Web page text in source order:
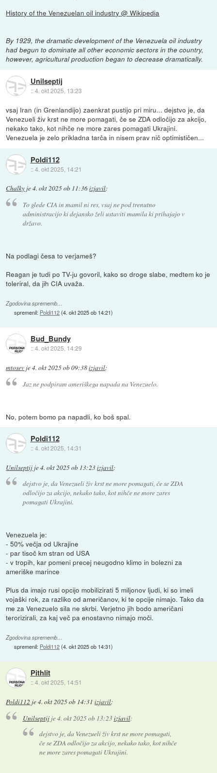
History of the Venezuelan oil industry @ Wikipedia
By 1929, the dramatic development of the Venezuela oil industry
had begun to dominate all other economic sectors in the country,
however, agricultural production began to decrease dramatically.
Unilseptij
::4. okt 2025, 13:23
vsaj Iran (in Grenlandijo) zaenkrat pustijo pri miru... dejstvo je, da
Venezueli živ krst ne more pomagati, če se ZDA odločijo za akcijo,
nekako tako, kot nihče ne more zares pomagati Ukrajini.
Venezuela je zelo prikladna tarča in nisem prav nič optimističen...
Poldi112
::4. okt 2025, 14:21
Chalky je4. okt 2025 ob 11:36izjavil:
To glede CIA in mamil ni res, vsaj ne pod trenutno
administracijo ki dejansko želi ustaviti mamila ki prihajajo v
državo.
Na podlagi česa to verjameš?
Reagan je tudi po TV-ju govoril, kako so droge slabe, medtem ko je
toleriral, da jih CIA uvaža.
Zgodovina sprememb…
spremenil: Poldi112(4. okt 2025 ob 14:21)
Bud_Bundy
::4. okt 2025, 14:29
mtosev je4. okt 2025 ob 09:38izjavil:
Jaz ne podpiram ameriškega napada na Venezuelo.
No, potem bomo pa napadli, ko boš spal.
Poldi112
::4. okt 2025, 14:31
Unilseptij je4. okt 2025 ob 13:23izjavil:
dejstvo je, da Venezueli živ krst ne more pomagati, če se ZDA
odločijo za akcijo, nekako tako, kot nihče ne more zares
pomagati Ukrajini.
Venezuela je:
- 50% večja od Ukrajine
- par tisoč km stran od USA
- v tropih, kar pomeni precej neugodno klimo in bolezni za
ameriške marince
Plus da imajo rusi opcijo mobilizirati 5 miljonov ljudi, ki so imeli
vojaški rok, za razliko od američanov, ki te opcije nimajo. Tako da
me za Venezuelo sila ne skrbi. Verjetno jih bodo američani
terorizirali, za kaj več pa enostavno nimajo moči.
Zgodovina sprememb…
spremenil: Poldi112(4. okt 2025 ob 14:31)
Pithlit
::4. okt 2025, 14:51
Poldi112 je4. okt 2025 ob 14:31 izjavil:
Unilseptijje4. okt 2025 ob 13:23izjavil:
dejstvo je, da Venezueli živ krst ne more pomagati,
če se ZDA odločijo za akcijo, nekako tako, kot nihče
ne more zares pomagati Ukrajini.